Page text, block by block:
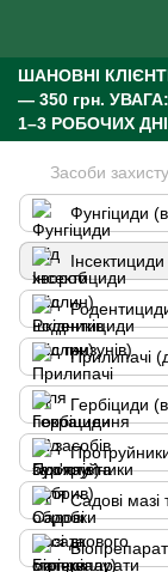
ШАНОВНІ
— 350 грн.
1–3 РОБОЧИХ
Засоби
Фунгіциди
Гербіциди
Садові мазі